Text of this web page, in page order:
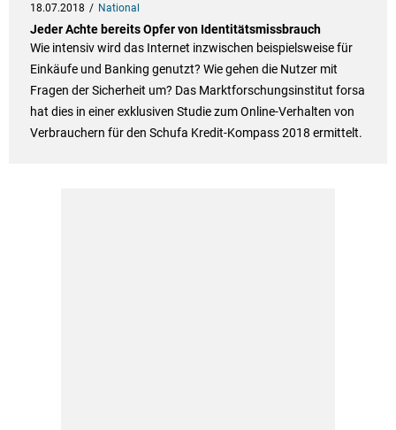
18.07.2018 National
Jeder Achte bereits Opfer von Identitätsmissbrauch
Wie intensiv wird das Internet inzwischen beispielsweise für
Einkäufe und Banking genutzt? Wie gehen die Nutzer mit
Fragen der Sicherheit um? Das Marktforschungsinstitut forsa
hat dies in einer exklusiven Studie zum Online-Verhalten von
Verbrauchern für den Schufa Kredit-Kompass 2018 ermittelt.